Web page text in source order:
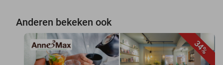
Anderen bekeken ook
34%